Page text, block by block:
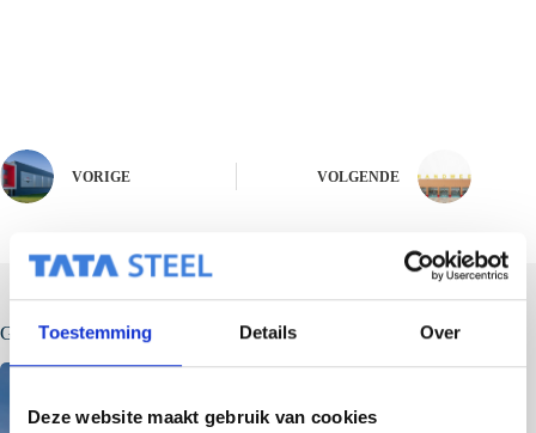
Toestemming Details Over
Deze website maakt gebruik van cookies
VORIGE VOLGENDE
Gerelateerde berichten